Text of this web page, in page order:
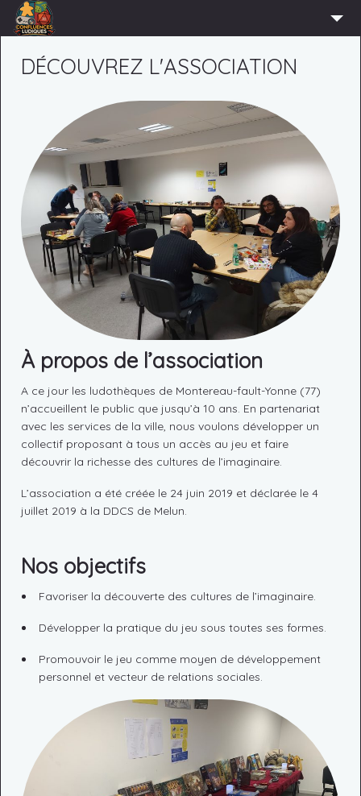
AGENDA
ACTUS
LUDOTHÈQUE
PARTENAIRES
PRESSE
CONTACT
CONNEXION
DÉCOUVREZ L'ASSOCIATION
À propos de l’association
A ce jour les ludothèques de Montereau-fault-Yonne (77)
n’accueillent le public que jusqu’à 10 ans. En partenariat
avec les services de la ville, nous voulons développer un
collectif proposant à tous un accès au jeu et faire
découvrir la richesse des cultures de l’imaginaire.
L’association a été créée le 24 juin 2019 et déclarée le 4
juillet 2019 à la DDCS de Melun.
Nos objectifs
Favoriser la découverte des cultures de l’imaginaire.
Développer la pratique du jeu sous toutes ses formes.
Promouvoir le jeu comme moyen de développement
personnel et vecteur de relations sociales.